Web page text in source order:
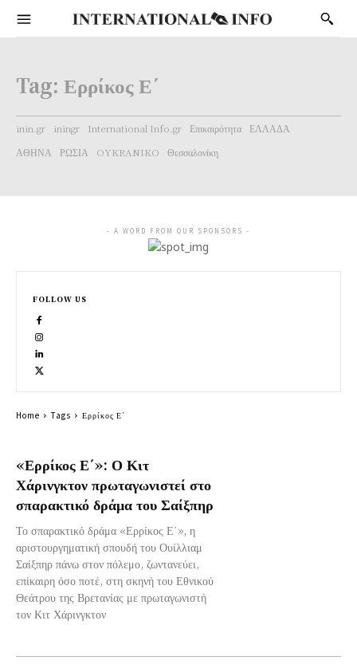
Tag: Ερρίκος Ε΄
inin.gr iningr International Info.gr Επικαιρότητα
ΕΛΛΑΔΑ
ΑΘΗΝΑ
ΡΩΣΙΑ OYKRANIKO Θεσσαλονίκη
«Ερρίκος Ε΄»: Ο Κιτ
Χάρινγκτον πρωταγωνιστεί στο
σπαρακτικό δράμα του Σαίξπηρ
Το σπαρακτικό δράμα «Ερρίκος Ε΄», η
αριστουργηματική σπουδή του Ουίλλιαμ
Σαίξπηρ πάνω στον πόλεμο, ζωντανεύει,
επίκαιρη όσο ποτέ, στη σκηνή του Εθνικού
Θεάτρου της Βρετανίας με πρωταγωνιστή
τον Κιτ Χάρινγκτον
- A WORD FROM OUR SPONSORS -
FOLLOW US
Home Tags Ερρίκος Ε΄